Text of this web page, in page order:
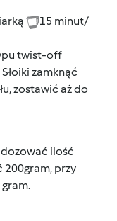
15 minut/
twist-off
zamknąć
zostawić aż do
ilość
200gram, przy